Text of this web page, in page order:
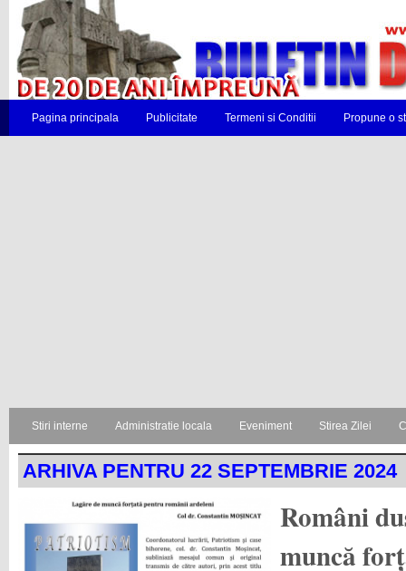
Pagina principala Publicitate Termeni si Conditii Propune o
Stiri interne Administratie locala Eveniment Stirea Zilei
ARHIVA PENTRU 22 SEPTEMBRIE 2024
Români
muncă